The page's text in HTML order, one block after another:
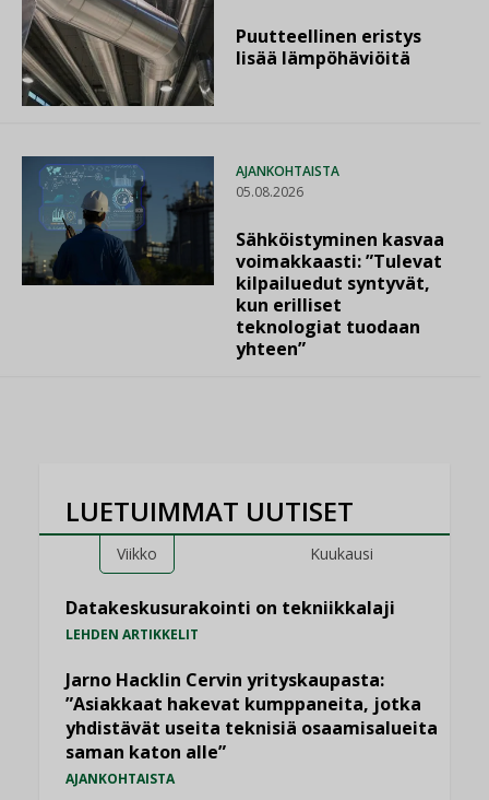
Puutteellinen eristys
lisää lämpöhäviöitä
AJANKOHTAISTA
05.08.2026
Sähköistyminen kasvaa
voimakkaasti: ”Tulevat
kilpailuedut syntyvät,
kun erilliset
teknologiat tuodaan
yhteen”
LUETUIMMAT UUTISET
Viikko Kuukausi
Datakeskusurakointi on tekniikkalaji
LEHDEN ARTIKKELIT
Jarno Hacklin Cervin yrityskaupasta:
”Asiakkaat hakevat kumppaneita, jotka
yhdistävät useita teknisiä osaamisalueita
saman katon alle”
AJANKOHTAISTA